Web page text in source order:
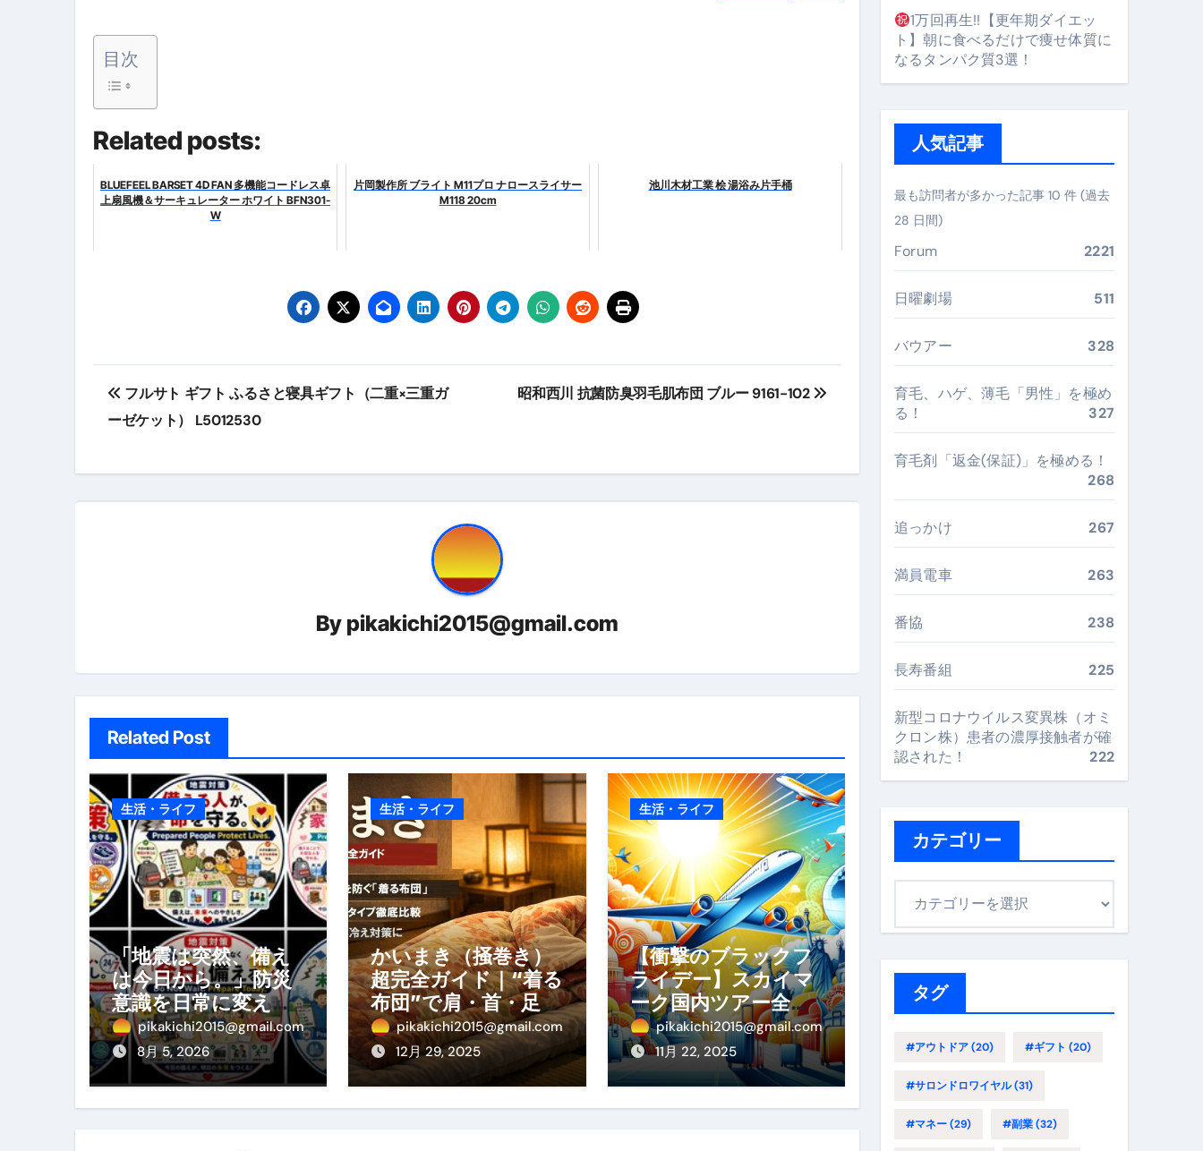
FRONTIER スーパーセール2026 完全攻略ガイド 今こそ買い時！ゲーミングPC・高性能BTOを最安で手に入れる方法
なくす不安と消える恐怖をゼロにする時代へ Pebblebee × iMazing で完成する「究極のスマホ防衛システム」完全ガイド
【海外ツアー完全ガイド】アジア最安1万円台＆ハワイ朝食付き割引まで網羅 ― “失敗せずに選ぶ”実践大全
新春スペシャルセール完全ガイド：国内航空券＋ホテルが“セット割”で最安級！ スカイマーク／Peach／FDA／ソラシドエアを目的別に選ぶコツと、失敗し
【ムームードメイン】 【.site】今注目のドメインをご紹介
何をするサイトか”が一目で伝わる。いま選ばれている新定番ドメイン
梅干しを毎日食べたらどうなるの？①【30秒でわかる効果まとめ】#梅干し #ダイエット #筋トレ #美容 #健康 #雑学 #ナレーター #小林将大
ブルーベリーを毎日食べたらどうなるの？②【30秒でわかる効果まとめ】#ダイエット #筋トレ #美容 #健康 #雑学 #ナレーター #小林将大
筋トレせずにプロテインを飲み続けたらどうなるのか？ #ダイエット #プロテイン #痩せる
ドメイン取得からホームページ完成まで。ムームードメインなら“全部まとめて”安心スタート
【最新版】掛け布団の選び方“完全攻略”｜シンサレート・羽毛・人工羽毛・調温・吸湿発熱…あなたの寝室に最適解を出す快眠ガイド
【2026年最新保存版】エアトリ超新春セール＆セット割完全攻略ガイド｜海外・国内旅行を最安値で実現する究極の旅術
コロナウイルス完全解説ガイド ― 正しく知ることが、最大の感染対策になる ―
「3秒で整う、新しい栄養補給」 飲むミスト（IN MIST）とは何か──「飲む」という行為を再定義する新しいサプリ体験
【最新】手袋の選び方 完全ガイド｜スマホ対応・防寒・撥水・作業用（ニトリル/ビニール）まで目的別に失敗しない
電気カミソリ完全ガイド｜深剃り・肌へのやさしさ・防水・充電方式まで失敗しない選び方
補聴器の選び方 完全ガイド｜集音器との違い・タイプ別比較・価格の考え方・失敗しないチェックリスト（高齢者にも）
失敗しない「爪切り」完全ガイド：高級クリッパー・ニッパー・電動まで、硬い爪／巻き爪／飛び散り対策の選び方
失敗しない「カニ」完全ガイド：ズワイ・タラバ・ポーション・カット済みの選び方と、年末年始に“満足度MAX”で食べるコツ
松前漬とは何か──北海道の海と暮らしが生んだ“完成された保存食文化”
スイーツ完全ガイド ― 人生を少しだけ甘くする、現代スイーツ文化のすべて ―
「地震は突然、備えは今日から。」防災意識を日常に変える地震対策ステッカー
目次
Related posts:
BLUEFEEL BARSET 4D FAN 多機能コードレス卓
上扇風機＆サーキュレーター ホワイト BFN301-
W
片岡製作所 ブライト M11プロ ナロースライサー
M118 20cm
池川木材工業 桧 湯浴み片手桶
投
稿
ン
フルサト ギフト ふるさと寝具ギフト（二重×三重ガ
ーゼケット） L5012530
昭和西川 抗菌防臭羽毛肌布団 ブルー 9161-102
By pikakichi2015@gmail.com
Related Post
生活・ライフ
「地震は突然、備え
は今日から。」防災
意識を日常に変える
地震対策ステッカー
pikakichi2015@gmail.com
8月 5, 2026
生活・ライフ
かいまき（掻巻き）
超完全ガイド｜“着る
布団”で肩・首・足元
の冷えを根こそぎ防
ぐ！素材別おすす
め・選び方・洗い
pikakichi2015@gmail.com
12月 29, 2025
生活・ライフ
【衝撃のブラックフ
ライデー】スカイマ
ーク国内ツアー全路
線が大特価！年末年
始・春休みを贅沢に
過ごす賢い予約ガイ
pikakichi2015@gmail.com
11月 22, 2025
1万回再生!!【更年期ダイエッ
ト】朝に食べるだけで痩せ体質に
なるタンパク質3選！
人気記事
最も訪問者が多かった記事 10 件 (過去
28 日間)
Forum 2221
日曜劇場 511
バウアー 328
育毛、ハゲ、薄毛「男性」を極め
る！
327
育毛剤「返金(保証)」を極める！
268
追っかけ 267
満員電車 263
番協 238
長寿番組 225
新型コロナウイルス変異株（オミ
クロン株）患者の濃厚接触者が確
認された！
222
カテゴリー
タグ
#アウトドア(20) #ギフト (20)
#サロンドロワイヤル(31)
#マネー(29) #副業(32)